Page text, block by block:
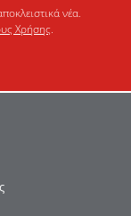
νέα.
Χρήσης.